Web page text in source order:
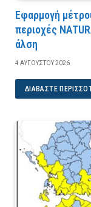
Εφαρμογή
περιοχές
άλση
4 ΑΥΓΟΎΣΤΟΥ 2026
ΔΙΑΒΆΣΤΕ